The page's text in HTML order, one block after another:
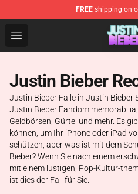
FREE shipping on
Open menu
Justin Bieber Store -
Justin Bieber
Justin Bieber Fälle in Justin Bieber
Justin Bieber Fandom
Geldbörsen, Gürtel und mehr. Es
können, um Ihr iPhone oder iPad
schützen, aber was ist mit dem
Bieber? Wenn Sie nach einem
mit einem lustigen, Pop-Kultur-
ist dies der Fall für Sie.